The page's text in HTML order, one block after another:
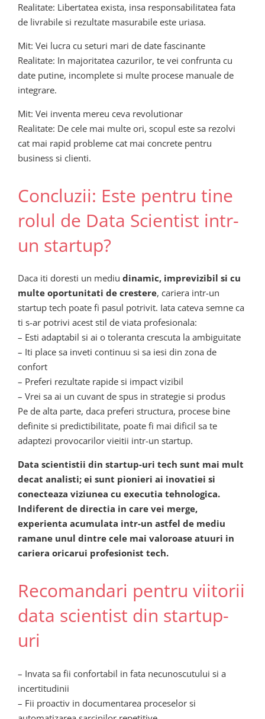
Realitate: Libertatea exista, insa responsabilitatea fata
de livrabile si rezultate masurabile este uriasa.
Mit: Vei lucra cu seturi mari de date fascinante
Realitate: In majoritatea cazurilor, te vei confrunta cu
date putine, incomplete si multe procese manuale de
integrare.
Mit: Vei inventa mereu ceva revolutionar
Realitate: De cele mai multe ori, scopul este sa rezolvi
cat mai rapid probleme cat mai concrete pentru
business si clienti.
Concluzii: Este pentru tine
rolul de Data Scientist intr-
un startup?
Daca iti doresti un mediu dinamic, imprevizibil si cu
multe oportunitati de crestere, cariera intr-un
startup tech poate fi pasul potrivit. Iata cateva semne ca
ti s-ar potrivi acest stil de viata profesionala:
– Esti adaptabil si ai o toleranta crescuta la ambiguitate
– Iti place sa inveti continuu si sa iesi din zona de
confort
– Preferi rezultate rapide si impact vizibil
– Vrei sa ai un cuvant de spus in strategie si produs
Pe de alta parte, daca preferi structura, procese bine
definite si predictibilitate, poate fi mai dificil sa te
adaptezi provocarilor vieitii intr-un startup.
Data scientistii din startup-uri tech sunt mai mult
decat analisti; ei sunt pionieri ai inovatiei si
conecteaza viziunea cu executia tehnologica.
Indiferent de directia in care vei merge,
experienta acumulata intr-un astfel de mediu
ramane unul dintre cele mai valoroase atuuri in
cariera oricarui profesionist tech.
Recomandari pentru viitorii
data scientist din startup-
uri
– Invata sa fii confortabil in fata necunoscutului si a
incertitudinii
– Fii proactiv in documentarea proceselor si